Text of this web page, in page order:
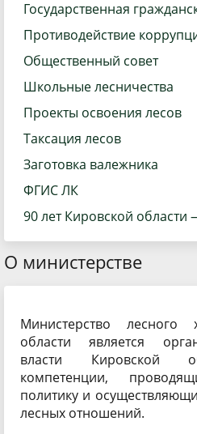
Государственная
Противодействие
Общественный совет
Школьные лесничества
Проекты освоения лесов
Таксация лесов
Заготовка валежника
ФГИС ЛК
90 лет Кировской
О министерстве
Министерство лесного
области является
власти Кировской
компетенции,
политику и
лесных отношений.